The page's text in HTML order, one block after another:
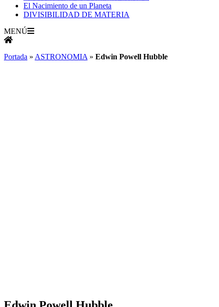
El Nacimiento de un Planeta
DIVISIBILIDAD DE MATERIA
MENÚ
Portada » ASTRONOMIA » Edwin Powell Hubble